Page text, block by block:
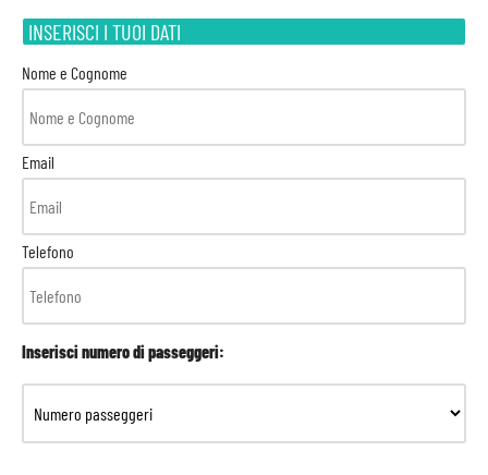
INSERISCI I TUOI DATI
Nome e Cognome
Email
Telefono
Inserisci numero di passeggeri: